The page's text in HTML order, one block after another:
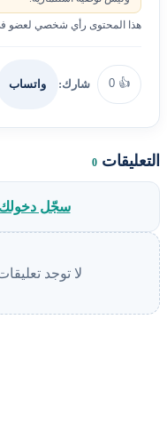
هذا المحتوى رأي شخصي لعضو
👍
0 شارك: واتساب
التعليقات 0
سجّل دخولك
لا توجد